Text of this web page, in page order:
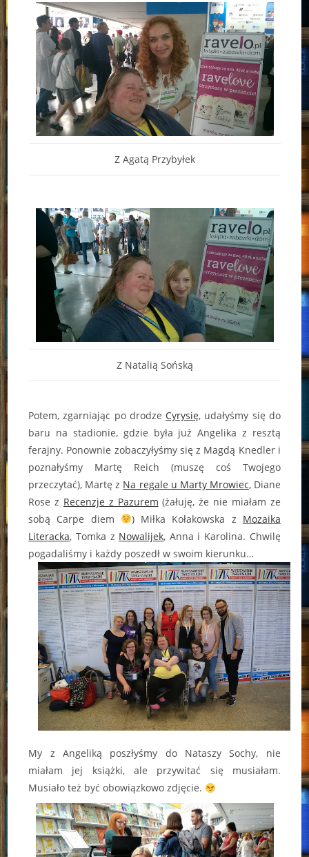
Z Agatą Przybyłek
Z Natalią Sońską
Potem, zgarniając po drodze Cyrysię, udałyśmy się do
baru na stadionie, gdzie była już Angelika z resztą
ferajny. Ponownie zobaczyłyśmy się z Magdą Knedler i
poznałyśmy Martę Reich (muszę coś Twojego
przeczytać), Martę z Na regale u Marty Mrowiec, Diane
Rose z Recenzje z Pazurem (żałuję, że nie miałam ze
sobą Carpe diem
) Miłka Kołakowska z Mozaika
Literacka, Tomka z Nowalijek, Anna i Karolina. Chwilę
pogadaliśmy i każdy poszedł w swoim kierunku…
My z Angeliką poszłyśmy do Nataszy Sochy, nie
miałam jej książki, ale przywitać się musiałam.
Musiało też być obowiązkowo zdjęcie.